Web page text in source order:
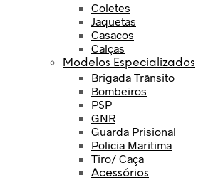
Coletes
Jaquetas
Casacos
Calças
Modelos Especializados
Brigada Trânsito
Bombeiros
PSP
GNR
Guarda Prisional
Policia Maritima
Tiro/ Caça
Acessórios